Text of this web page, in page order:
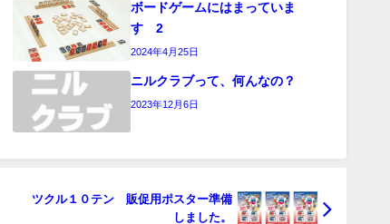
ボードゲームにはまっていま
す 2
2024年4月25日
ニルクラブって、何んなの？
2023年12月6日
ツクル１０テン 販促用ポスター準備
しました。